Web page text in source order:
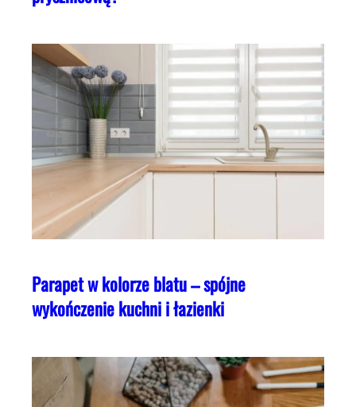
Parapet w kolorze blatu – spójne
wykończenie kuchni i łazienki